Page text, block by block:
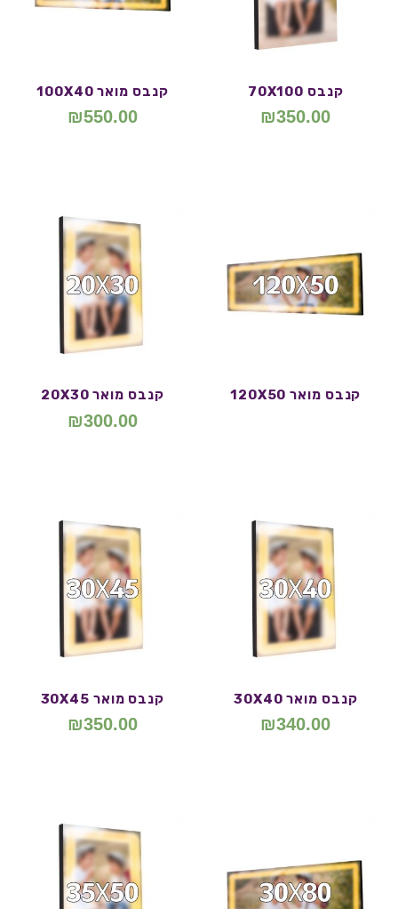
קנבס 70X100
₪350.00
קנבס מואר 100X40
₪550.00
קנבס מואר 120X50 קנבס מואר 20X30
₪300.00
קנבס מואר 30X40
₪340.00
קנבס מואר 30X45
₪350.00